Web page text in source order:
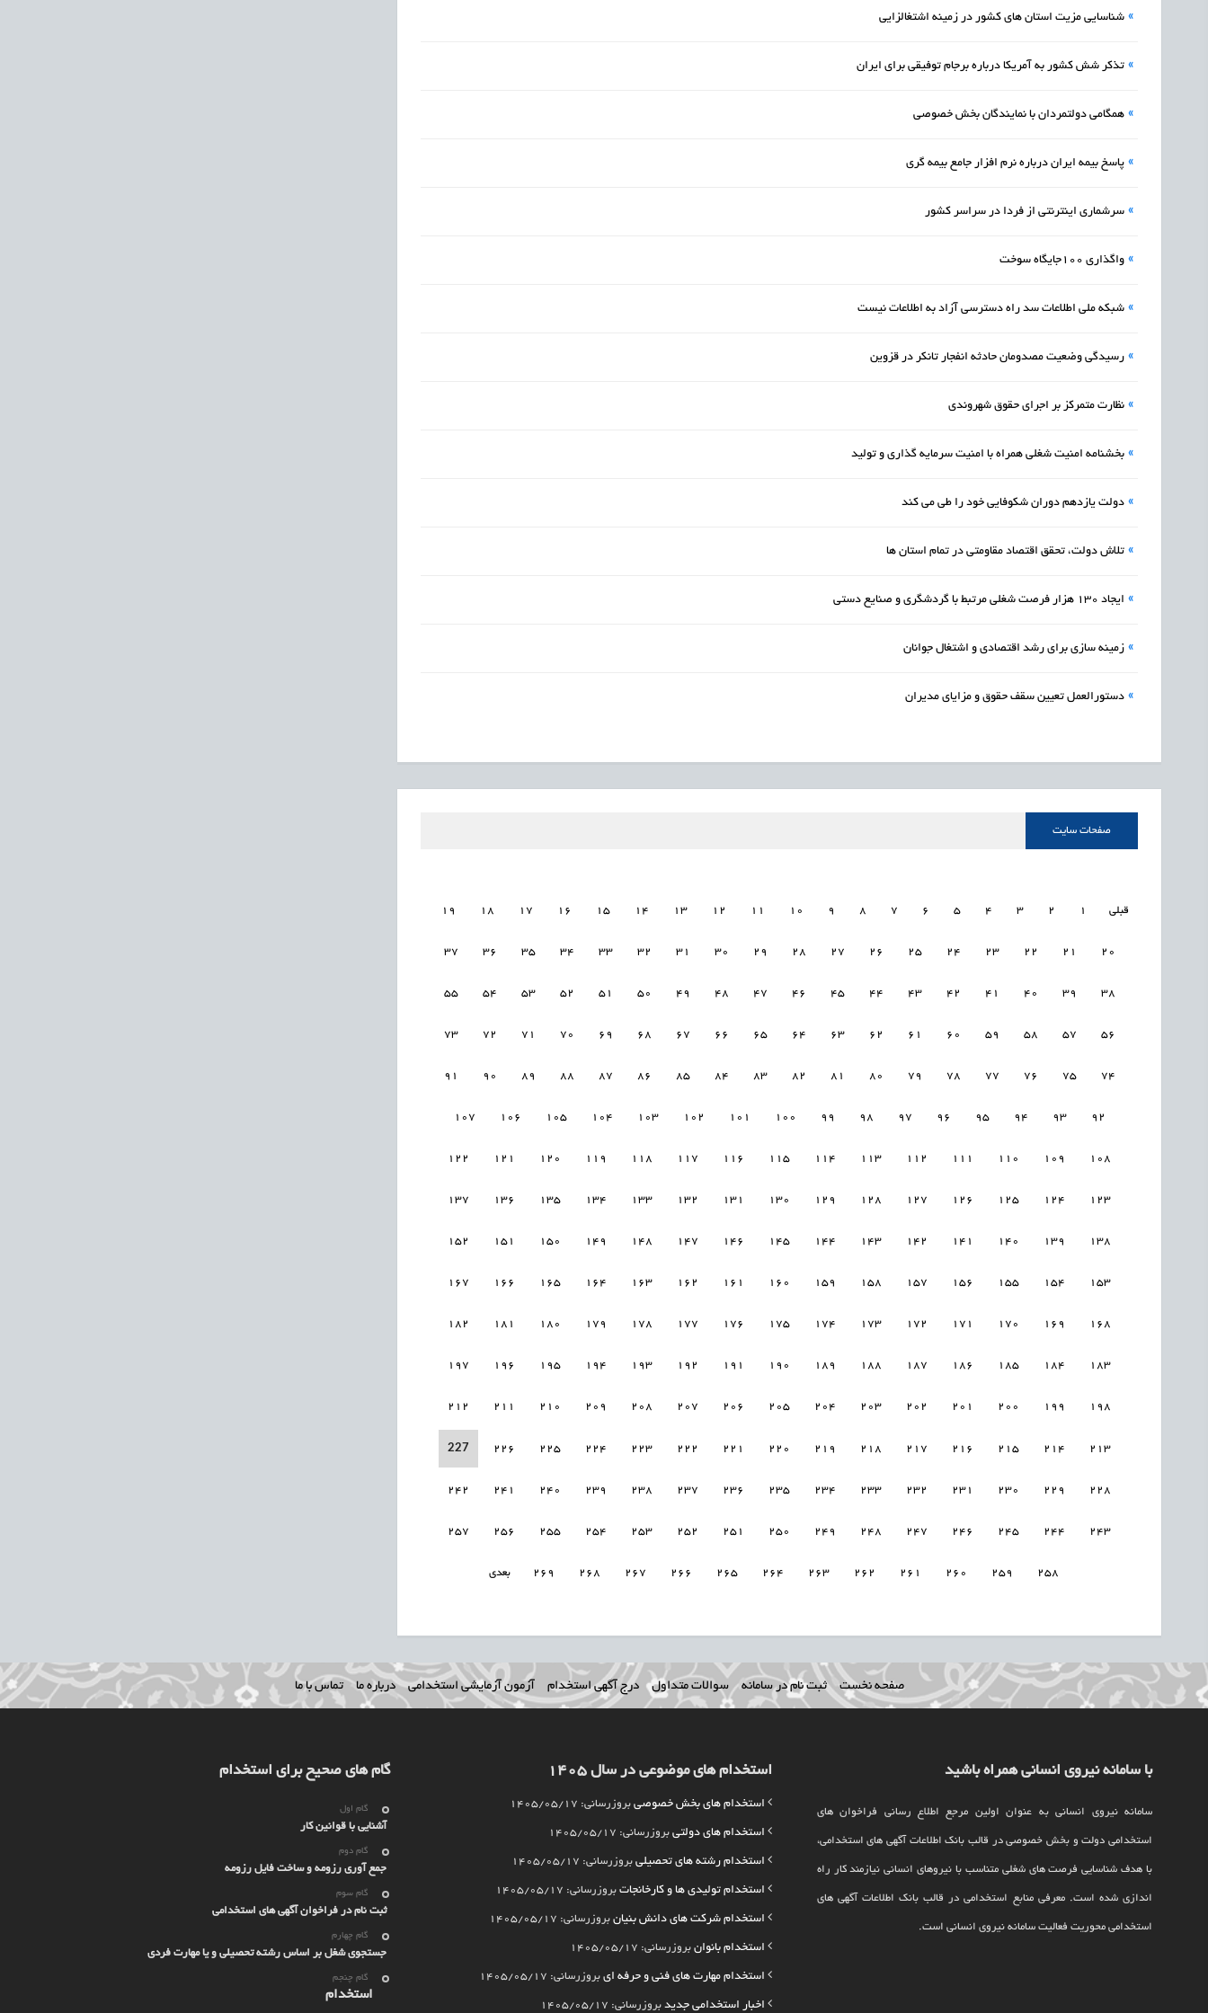
» شناسایی مزیت استان های کشور در زمینه اشتغالزایی
» تذکر شش کشور به آمریکا درباره برجام توفیقی برای ایران
» همگامي دولتمردان با نمايندگان بخش خصوصي
» پاسخ بیمه ایران درباره نرم افزار جامع بیمه گری
» سرشماری اینترنتی از فردا در سراسر کشور
» واگذاري 100جايگاه سوخت
» شبكه ملي اطلاعات سد راه دسترسي آزاد به اطلاعات نيست
» رسیدگی وضعیت مصدومان حادثه انفجار تانکر در قزوین
» نظارت متمرکز بر اجرای حقوق شهروندی
» بخشنامه امنیت شغلی همراه با امنیت سرمایه گذاری و تولید
» دولت یازدهم دوران شکوفایی خود را طی می کند
» تلاش دولت، تحقق اقتصاد مقاومتی در تمام استان ها
» ایجاد 130 هزار فرصت شغلی مرتبط با گردشگری و صنایع دستی
» زمینه سازی برای رشد اقتصادی و اشتغال جوانان
» دستورالعمل تعیین سقف حقوق و مزایای مدیران
صفحات سایت
قبلی 1
2
3
4
5
6
7
8
9
10
11
12
13
14
15
16
17
18
19
20
21
22
23
24
25
26
27
28
29
30
31
32
33
34
35
36
37
38
39
40
41
42
43
44
45
46
47
48
49
50
51
52
53
54
55
56
57
58
59
60
61
62
63
64
65
66
67
68
69
70
71
72
73
74
75
76
77
78
79
80
81
82
83
84
85
86
87
88
89
90
91
92
93
94
95
96
97
98
99
100
101
102
103
104
105
106
107
108
109
110
111
112
113
114
115
116
117
118
119
120
121
122
123
124
125
126
127
128
129
130
131
132
133
134
135
136
137
138
139
140
141
142
143
144
145
146
147
148
149
150
151
152
153
154
155
156
157
158
159
160
161
162
163
164
165
166
167
168
169
170
171
172
173
174
175
176
177
178
179
180
181
182
183
184
185
186
187
188
189
190
191
192
193
194
195
196
197
198
199
200
201
202
203
204
205
206
207
208
209
210
211
212
213
214
215
216
217
218
219
220
221
222
223
224
225
226
227
228
229
230
231
232
233
234
235
236
237
238
239
240
241
242
243
244
245
246
247
248
249
250
251
252
253
254
255
256
257
258
259
260
261
262
263
264
265
266
267
268
269 بعدی
صفحه نخست ثبت نام در سامانه سوالات متداول درج آگهی استخدام آزمون آزمایشی استخدامی درباره ما تماس با ما
با سامانه نیروی انسانی همراه باشید
سامانه نیروی انسانی به عنوان اولین مرجع اطلاع رسانی فراخوان های
استخدامی دولت و بخش خصوصی در قالب بانک اطلاعات آگهی های استخدامی،
با هدف شناسایی فرصت های شغلی متناسب با نیروهای انسانی نیازمند کار راه
اندازی شده است. معرفی منابع استخدامی در قالب بانک اطلاعات آگهی های
استخدامی محوریت فعالیت سامانه نیروی انسانی است.
استخدام های موضوعی در سال 1405
استخدام های بخش خصوصی بروزرسانی: 1405/05/17
استخدام های دولتی بروزرسانی: 1405/05/17
استخدام رشته های تحصیلی بروزرسانی: 1405/05/17
استخدام تولیدی ها و کارخانجات بروزرسانی: 1405/05/17
استخدام شرکت های دانش بنیان بروزرسانی: 1405/05/17
استخدام بانوان بروزرسانی: 1405/05/17
استخدام مهارت های فنی و حرفه ای بروزرسانی: 1405/05/17
اخبار استخدامی جدید بروزرسانی: 1405/05/17
گام های صحیح برای استخدام
گام اول
آشنایی با قوانین کار
گام دوم
جمع آوری رزومه و ساخت فایل رزومه
گام سوم
ثبت نام در فراخوان آگهی های استخدامی
گام چهارم
جستجوی شغل بر اساس رشته تحصیلی و یا مهارت فردی
گام چنجم
استخدام